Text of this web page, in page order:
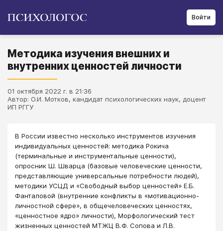
Войти
Методика изучения внешних и
внутренних ценностей личности
01 октября 2022 г. в 21:36
Автор: О.И. Мотков, кандидат психологических наук, доцент
ИП РГГУ
В России известно несколько инструментов изучения
индивидуальных ценностей: методика Рокича
(терминальные и инструментальные ценности),
опросник Ш. Шварца (базовые человеческие ценности,
представляющие универсальные потребности людей),
методики УСЦД и «Свободный выбор ценностей» Е.Б.
Фанталовой (внутренние конфликты в «мотивационно-
личностной сфере», в общечеловеческих ценностях,
«ценностное ядро» личности), Морфологический тест
жизненных ценностей МТЖЦ В.Ф. Сопова и Л.В.